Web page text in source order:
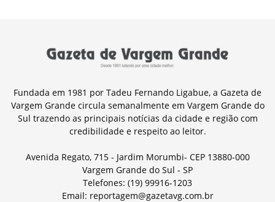
Fundada em 1981 por Tadeu Fernando Ligabue, a Gazeta de
Vargem Grande circula semanalmente em Vargem Grande do
Sul trazendo as principais notícias da cidade e região com
credibilidade e respeito ao leitor.
Avenida Regato, 715 - Jardim Morumbi- CEP 13880-000
Vargem Grande do Sul - SP
Telefones: (19) 99916-1203
Email: reportagem@gazetavg.com.br